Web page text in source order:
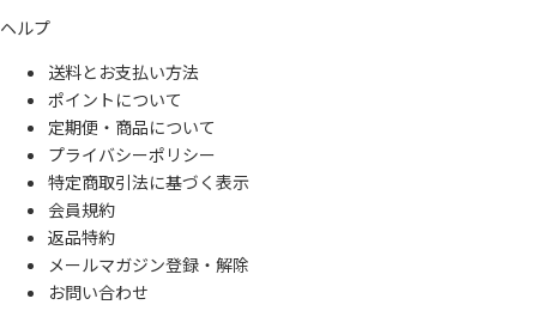
ヘルプ
送料とお支払い方法
ポイントについて
定期便・商品について
プライバシーポリシー
特定商取引法に基づく表示
会員規約
返品特約
メールマガジン登録・解除
お問い合わせ